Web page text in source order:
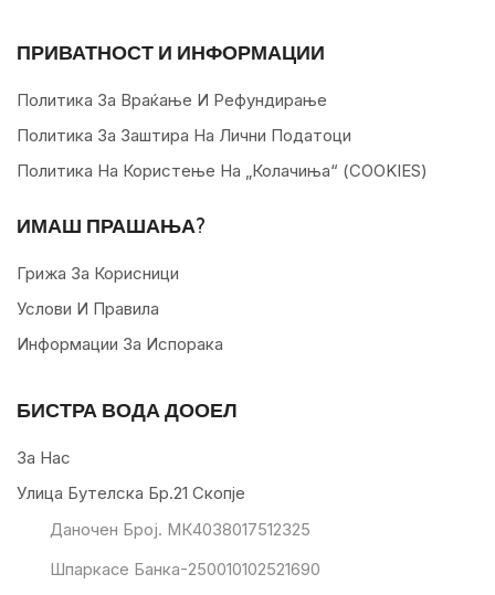
ПРИВАТНОСТ И ИНФОРМАЦИИ
Политика За Враќање И Рефундирање
Политика За Заштира На Лични Податоци
Политика На Користење На „колачиња“ (COOKIES)
ИМАШ ПРАШАЊА?
Грижа За Корисници
Услови И Правила
Информации За Испорака
БИСТРА ВОДА ДООЕЛ
За Нас
Улица Бутелска Бр.21 Скопје
Даночен Број. МК4038017512325
Шпаркасе Банка-250010102521690